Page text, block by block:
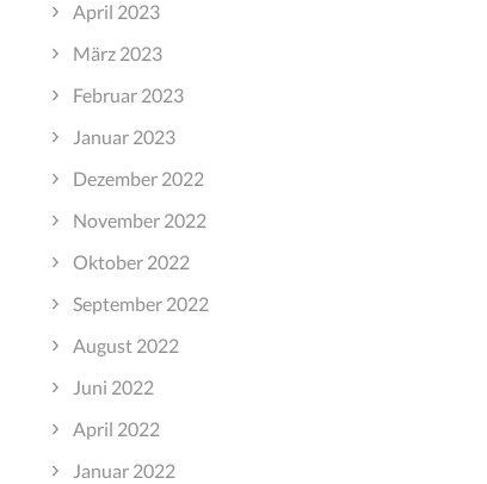
April 2023
März 2023
Februar 2023
Januar 2023
Dezember 2022
November 2022
Oktober 2022
September 2022
August 2022
Juni 2022
April 2022
Januar 2022